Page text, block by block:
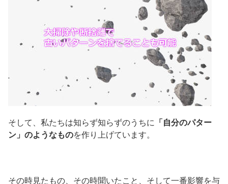
そして、私たちは知らず知らずのうちに
「自分のパター
ン」のようなものを作り上げています。
その時見たもの、その時聞いたこと、そして一番影響を与